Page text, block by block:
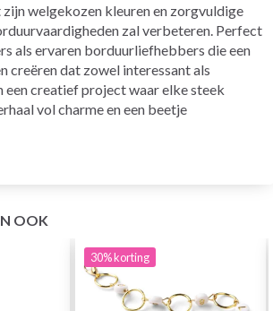
welgekozen kleuren en zorgvuldige
zal verbeteren. Perfect
als ervaren borduurliefhebbers die een
creëren dat zowel interessant als
een creatief project waar elke steek
vol charme en een beetje
OOK
30%korting